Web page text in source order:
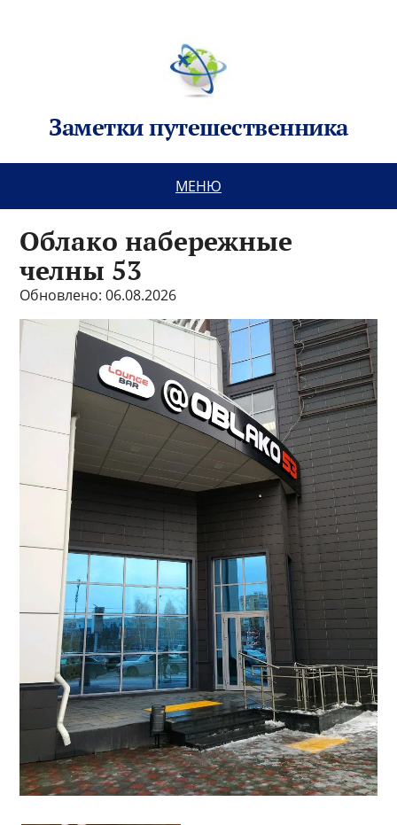
Заметки путешественника
МЕНЮ
Облако набережные
челны 53
Обновлено: 06.08.2026